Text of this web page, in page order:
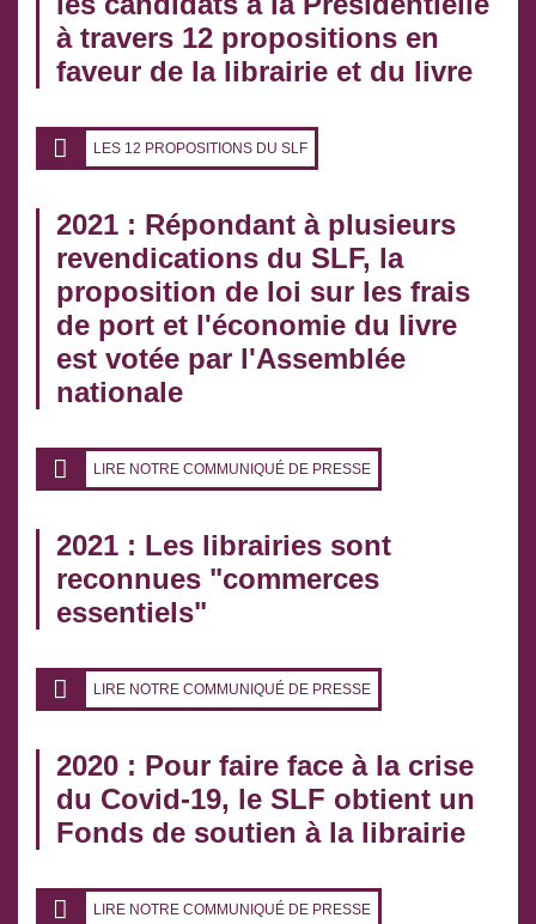
à travers 12 propositions en
faveur de la librairie et du livre
LES 12 PROPOSITIONS DU SLF
2021 : Répondant à plusieurs
revendications du SLF, la
proposition de loi sur les frais
de port et l'économie du livre
est votée par l'Assemblée
nationale
LIRE NOTRE COMMUNIQUÉ DE PRESSE
2021 : Les librairies sont
reconnues "commerces
essentiels"
LIRE NOTRE COMMUNIQUÉ DE PRESSE
2020 : Pour faire face à la crise
du Covid-19, le SLF obtient un
Fonds de soutien à la librairie
LIRE NOTRE COMMUNIQUÉ DE PRESSE